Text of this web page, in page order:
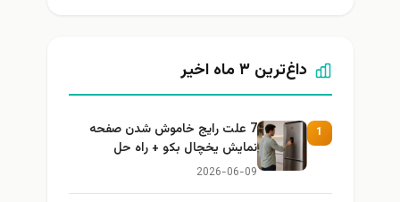
داغ‌ترین ۳ ماه اخیر
1
7 علت رایج خاموش شدن صفحه
نمایش یخچال بکو + راه حل
2026-06-09